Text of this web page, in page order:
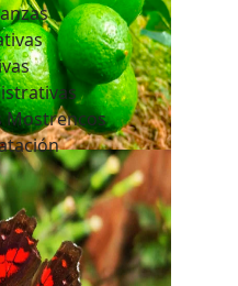
Mostrencos